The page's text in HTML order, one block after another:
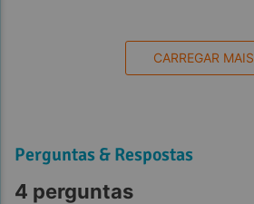
CARREGAR MAIS
Perguntas & Respostas
4 perguntas